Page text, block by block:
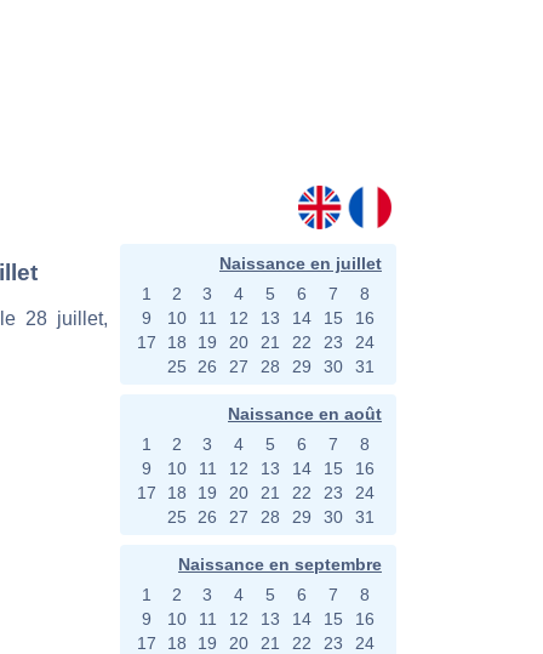
28 juillet,
Naissance en juillet
1
2 3 4 5 6 7
8
9
10 11 12 13 14 15
16
17
18 19 20 21 22 23
24
25
26 27 28 29 30 31
Naissance en août
1
2 3 4 5 6 7
8
9
10 11 12 13 14 15
16
17
18 19 20 21 22 23
24
25
26 27 28 29 30 31
Naissance en septembre
1
2 3 4 5 6 7
8
9
10 11 12 13 14 15
16
17
18 19 20 21 22 23
24